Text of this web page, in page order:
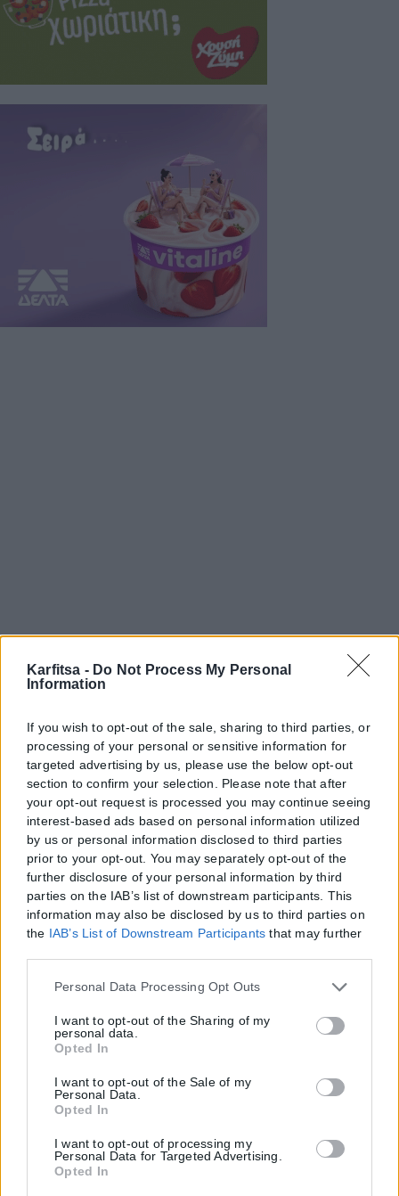
Karfitsa - Do Not Process My Personal
Information
If you wish to opt-out of the sale, sharing to third parties, or
processing of your personal or sensitive information for
targeted advertising by us, please use the below opt-out
section to confirm your selection. Please note that after
your opt-out request is processed you may continue seeing
interest-based ads based on personal information utilized
by us or personal information disclosed to third parties
prior to your opt-out. You may separately opt-out of the
further disclosure of your personal information by third
parties on the IAB’s list of downstream participants. This
information may also be disclosed by us to third parties on
the IAB’s List of Downstream Participants that may further
Please note that this website/app uses one or more Google
but not limited to your visit or usage behaviour. You may
click to grant or deny consent to Google and its third-party
tags to use your data for below specified purposes in below
Google consent section.
Personal Data Processing Opt Outs
I want to opt-out of the Sharing of my
personal data.
Opted In
I want to opt-out of the Sale of my
Personal Data.
Opted In
I want to opt-out of processing my
Personal Data for Targeted Advertising.
Opted In
Η εταιρεία με την επωνυμία “POLITICAL MEDIA GROUP A.E.” και κατ’
επέκταση η ιστοσελίδα που κατέχει αυτή “www.karfitsa.gr”
1ης Μαρτίου 2018 σχετικά με τα μέτρα για την αποτελεσματική
αντιμετώπιση του παράνομου περιεχομένου στο διαδίκτυο (L 63).
ΤΑ ΠΡΩΤΟΣΕΛΙΔΑ ΣΗΜΕΡΑ